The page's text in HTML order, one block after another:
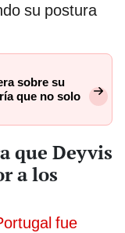
su postura
sobre su
que no solo
que Deyvis
a los
fue